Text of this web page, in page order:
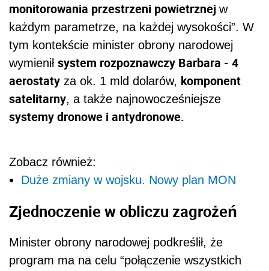
monitorowania przestrzeni powietrznej w
każdym parametrze, na każdej wysokości”. W
tym kontekście minister obrony narodowej
wymienił system rozpoznawczy Barbara - 4
aerostaty za ok. 1 mld dolarów, komponent
satelitarny, a także najnowocześniejsze
systemy dronowe i antydronowe.
Zobacz również:
Duże zmiany w wojsku. Nowy plan MON
Zjednoczenie w obliczu zagrożeń
Minister obrony narodowej podkreślił, że
program ma na celu “połączenie wszystkich